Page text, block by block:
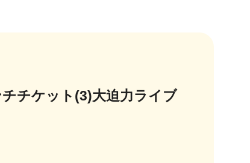
チケット(3)大迫力ライブ